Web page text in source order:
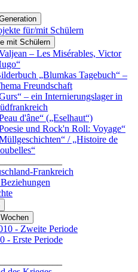
für/mit Schülern
mit Schülern
– Les Misérables, Victor
„Blumkas Tagebuch“ –
Freundschaft
– ein Internierungslager in
d'âne“ („Eselhaut“)
und Rock'n Roll: Voyage“
/ „Histoire de
Frankreich
- Zweite Periode
- Erste Periode